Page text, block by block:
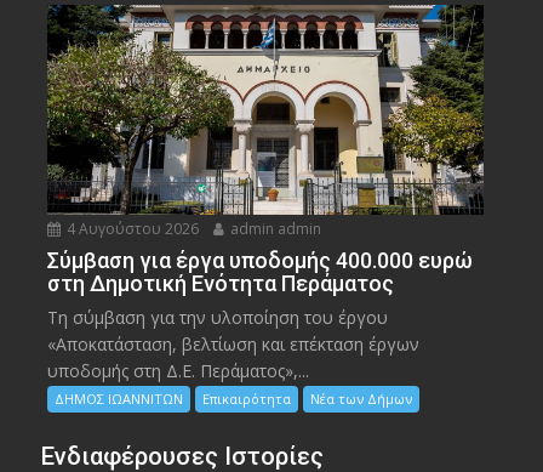
4 Αυγούστου 2026 admin admin
Σύμβαση για έργα υποδομής 400.000 ευρώ
στη Δημοτική Ενότητα Περάματος
Τη σύμβαση για την υλοποίηση του έργου
«Αποκατάσταση, βελτίωση και επέκταση έργων
υποδομής στη Δ.Ε. Περάματος»,...
ΔΗΜΟΣ ΙΩΑΝΝΙΤΩΝ Επικαιρότητα Νέα των Δήμων
Ενδιαφέρουσες Ιστορίες